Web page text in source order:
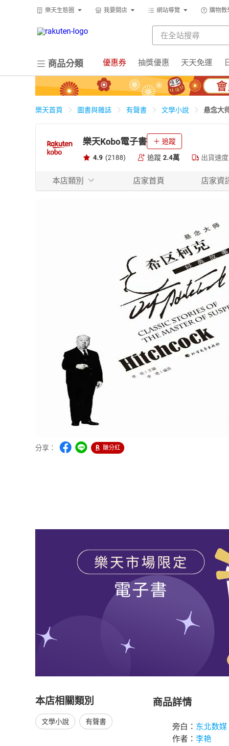
樂天生態圈 我要開店 網站導覽 購物教
商品分類 優惠券 抽獎優惠 天天免運
樂天首頁 圖書與雜誌 有聲書 文學小說 悬念大
樂天Kobo電子書 追蹤
4.9 (2188) 追蹤 2.4萬 出貨速度
本店類別 店家首頁 店家資
分享： 賺分紅
本店相關類別
文學小說 有聲書
商品詳情
旁白： 东北数媒
作者： 李艳